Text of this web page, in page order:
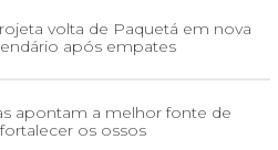
volta de Paquetá em nova
após empates
apontam a melhor fonte de
os ossos